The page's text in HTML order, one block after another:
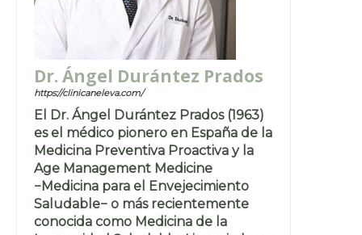
Dr. Ángel Durántez Prados
https://clinicaneleva.com/
El Dr. Ángel Durántez Prados (1963)
es el médico pionero en España de la
Medicina Preventiva Proactiva y la
Age Management Medicine
−Medicina para el Envejecimiento
Saludable− o más recientemente
conocida como Medicina de la